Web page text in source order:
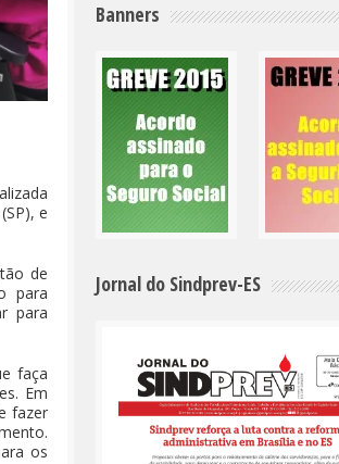
e
de
para
para
faça
Em
fazer
os
Banners
Jornal do Sindprev-ES